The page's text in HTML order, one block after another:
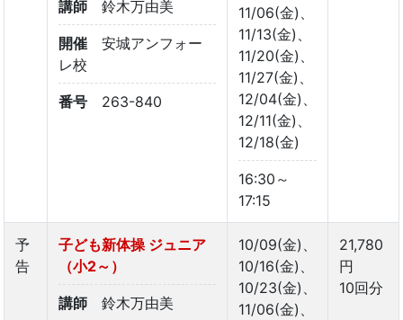
講師 鈴木万由美
開催
安城アンフォー
レ校
番号 263-840
11/06(金)、
11/13(金)、
11/20(金)、
11/27(金)、
12/04(金)、
12/11(金)、
12/18(金)
16:30～
17:15
予
告
子ども新体操 ジュニア
（小2～）
講師 鈴木万由美
10/09(金)、
10/16(金)、
10/23(金)、
11/06(金)、
21,780
円
10回分